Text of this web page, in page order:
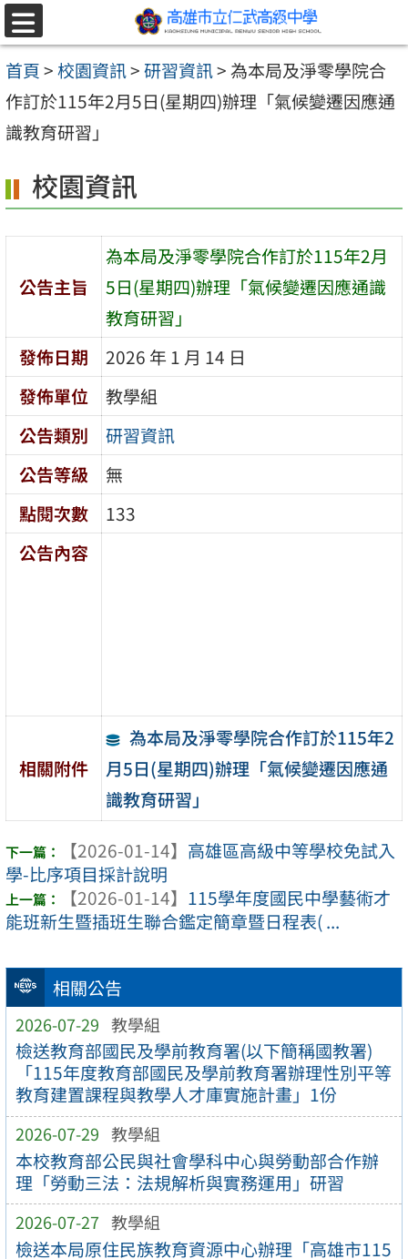
跳至主要內容區
選
單
首頁>校園資訊>研習資訊>為本局及淨零學院合
作訂於115年2月5日(星期四)辦理「氣候變遷因應通
識教育研習」
相關公告
2026-07-29 教學組
檢送教育部國民及學前教育署(以下簡稱國教署)
「115年度教育部國民及學前教育署辦理性別平等
教育建置課程與教學人才庫實施計畫」1份
2026-07-29 教學組
本校教育部公民與社會學科中心與勞動部合作辦
理「勞動三法：法規解析與實務運用」研習
2026-07-27 教學組
檢送本局原住民族教育資源中心辦理「高雄市115
校園資訊
公告主旨
為本局及淨零學院合作訂於115年2月
5日(星期四)辦理「氣候變遷因應通識
教育研習」
發佈日期
2026 年 1 月 14 日
發佈單位
教學組
公告類別
研習資訊
公告等級
無
點閱次數
133
公告內容
相關附件
為本局及淨零學院合作訂於115年2
月5日(星期四)辦理「氣候變遷因應通
識教育研習」
【2026-01-14】 高雄區高級中等學校免試入
學-比序項目採計說明
【2026-01-14】 115學年度國民中學藝術才
能班新生暨插班生聯合鑑定簡章暨日程表( ...